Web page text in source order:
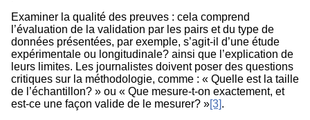
Examiner la qualité des preuves : cela comprend
l’évaluation de la validation par les pairs et du type de
données présentées, par exemple, s’agit-il d’une étude
expérimentale ou longitudinale? ainsi que l’explication de
leurs limites. Les journalistes doivent poser des questions
critiques sur la méthodologie, comme : « Quelle est la taille
de l’échantillon? » ou « Que mesure-t-on exactement, et
est-ce une façon valide de le mesurer? »[3].